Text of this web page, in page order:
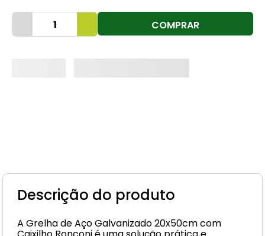
COMPRAR
Descrição do produto
A Grelha de Aço Galvanizado 20x50cm com
janela